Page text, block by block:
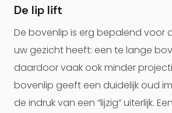
De lip lift
De bovenlip is erg bepalend voor
uw gezicht heeft: een te lange
daardoor vaak ook minder
bovenlip geeft een duidelijk oud
de indruk van een “lijzig” uiterlijk.